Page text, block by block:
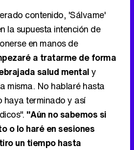
contenido, 'Sálvame'
la supuesta intención de
en manos de
a tratarme de forma
salud mentaly
misma. No hablaré hasta
haya terminado y así
"Aún no sabemos si
o lo haré en sesiones
un tiempo hasta